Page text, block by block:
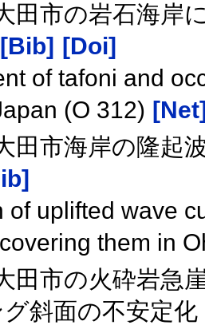
田市の岩石海岸
[Bib]
[Doi]
of tafoni and
(O 312)
田市海岸の隆起
of uplifted wave
them in
田市の火砕岩急
斜面の不安定化